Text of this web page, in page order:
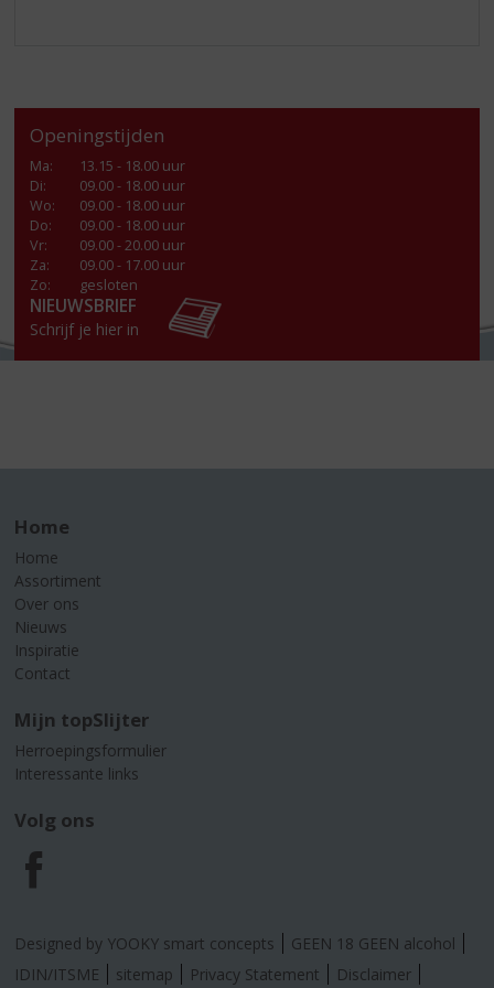
Openingstijden
Ma:
13.15 - 18.00 uur
Di:
09.00 - 18.00 uur
Wo:
09.00 - 18.00 uur
Do:
09.00 - 18.00 uur
Vr:
09.00 - 20.00 uur
Za:
09.00 - 17.00 uur
Zo:
gesloten
NIEUWSBRIEF
Schrijf je hier in
Home
Home
Assortiment
Over ons
Nieuws
Inspiratie
Contact
Mijn topSlijter
Herroepingsformulier
Interessante links
Volg ons
F
a
Designed by YOOKY smart concepts
GEEN 18 GEEN alcohol
IDIN/ITSME
sitemap Privacy Statement Disclaimer